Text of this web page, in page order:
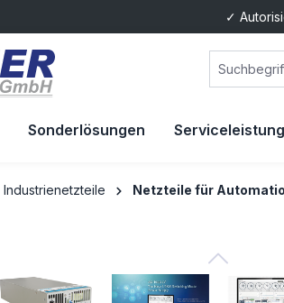
✓
Sonderlösungen Serviceleistung
Industrienetzteile Netzteile für